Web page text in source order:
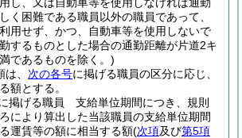
く困難である職員以外の職員であって、
用せず、かつ、自動車等を使用しないで
するものとした場合の通勤距離が片道2キ
であるものを除く。)
、 次の各号に掲げる職員の区分に応じ、
額とする。
掲げる職員 支給単位期間につき、規則
により算出した当該職員の支給単位期間
運賃等の額に相当する額(次項及び第5項